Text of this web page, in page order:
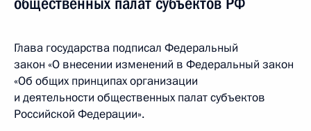
Глава государства подписал Федеральный
закон «О внесении изменений в Федеральный закон
«Об общих принципах организации
и деятельности общественных палат субъектов
Российской Федерации».